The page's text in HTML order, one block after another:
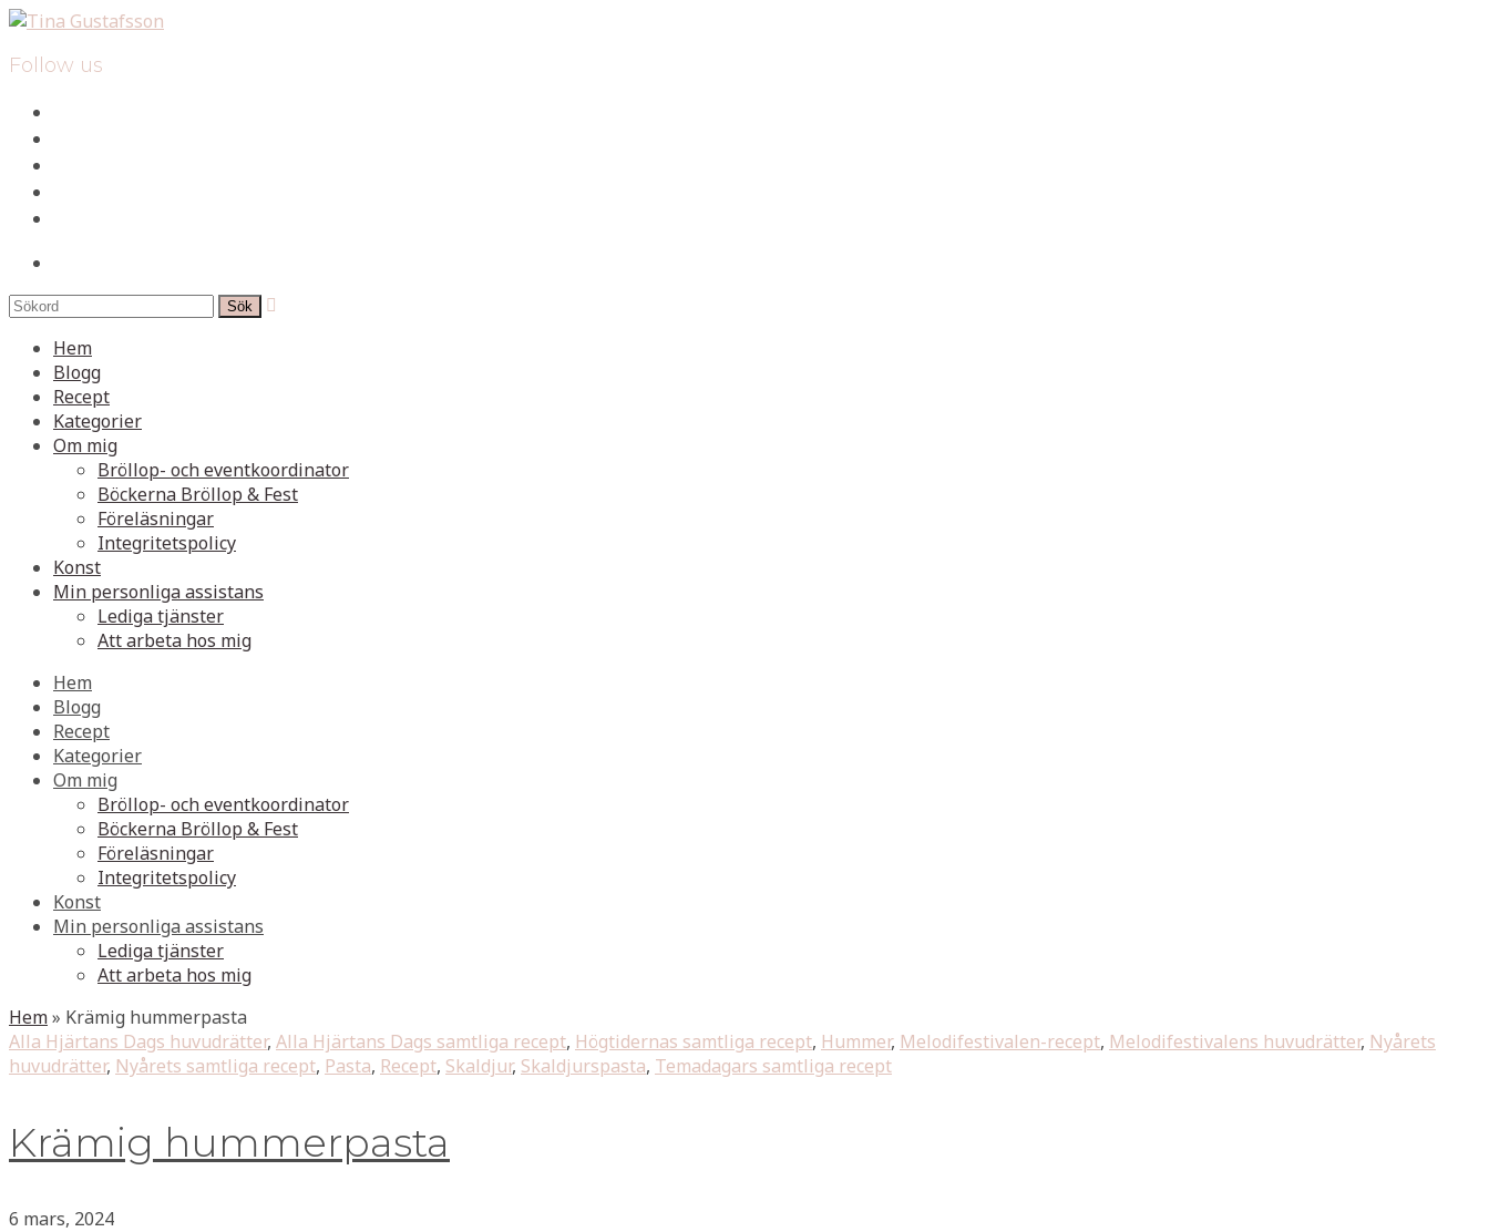
Follow us

Hem
Blogg
Recept
Kategorier
Om mig
Bröllop- och eventkoordinator
Böckerna Bröllop & Fest
Föreläsningar
Integritetspolicy
Konst
Min personliga assistans
Lediga tjänster
Att arbeta hos mig
Hem
Blogg
Recept
Kategorier
Om mig
Bröllop- och eventkoordinator
Böckerna Bröllop & Fest
Föreläsningar
Integritetspolicy
Konst
Min personliga assistans
Lediga tjänster
Att arbeta hos mig
Hem» Krämig hummerpasta
Alla Hjärtans Dags huvudrätter, Alla Hjärtans Dags samtliga recept, Högtidernas samtliga recept, Hummer, Melodifestivalen-recept, Melodifestivalens huvudrätter, Nyårets
huvudrätter, Nyårets samtliga recept, Pasta, Recept, Skaldjur, Skaldjurspasta, Temadagars samtliga recept
Krämig hummerpasta
6 mars, 2024